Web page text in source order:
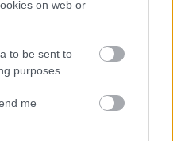
on web or
to be sent to
purposes.
me